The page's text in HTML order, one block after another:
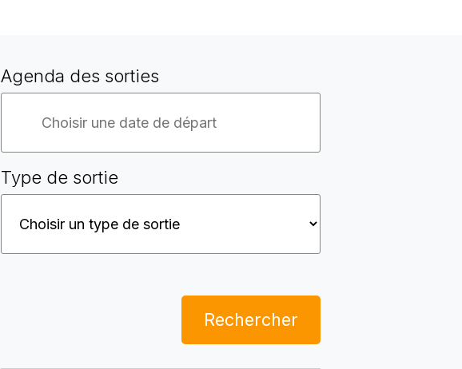
Agenda des sorties
Type de sortie
Rechercher